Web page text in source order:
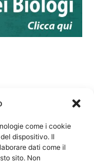
come i cookie
dispositivo. Il
dati come il
sito. Non
dei Biologi: